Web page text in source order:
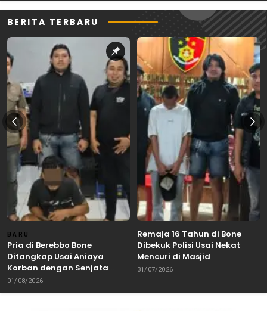
BERITA TERBARU
BARU
Pria di Berebbo Bone
Ditangkap Usai Aniaya
Korban dengan Senjata
Tajam
01/08/2026
Remaja 16 Tahun di Bone
Dibekuk Polisi Usai Nekat
Mencuri di Masjid
31/07/2026